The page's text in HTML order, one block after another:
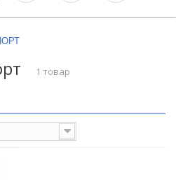
1 товар